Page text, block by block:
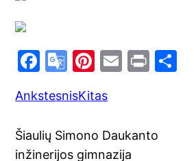
F
c
e
b
G
o
gl
e
Pi
er
e
st
E
l
Pr
AnkstesnisKitas
Šiaulių Simono Daukanto
inžinerijos gimnazija